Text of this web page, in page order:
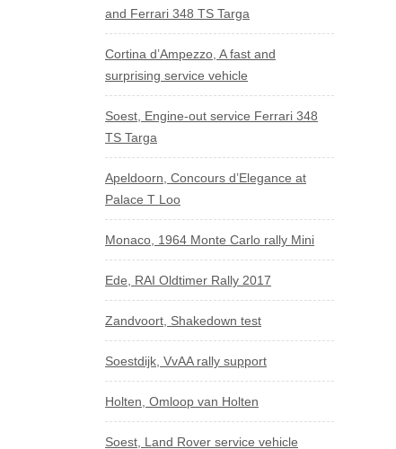
and Ferrari 348 TS Targa
Cortina d’Ampezzo, A fast and
surprising service vehicle
Soest, Engine-out service Ferrari 348
TS Targa
Apeldoorn, Concours d’Elegance at
Palace T Loo
Monaco, 1964 Monte Carlo rally Mini
Ede, RAI Oldtimer Rally 2017
Zandvoort, Shakedown test
Soestdijk, VvAA rally support
Holten, Omloop van Holten
Soest, Land Rover service vehicle